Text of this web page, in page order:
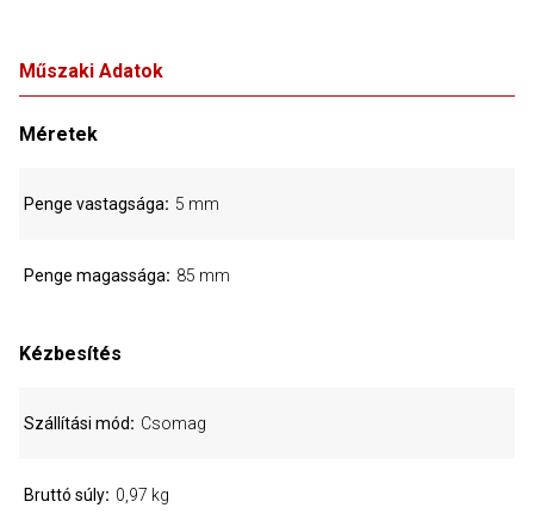
Műszaki Adatok
Méretek
Penge vastagsága 5 mm
Penge magassága 85 mm
Kézbesítés
Szállítási mód Csomag
Bruttó súly 0,97 kg